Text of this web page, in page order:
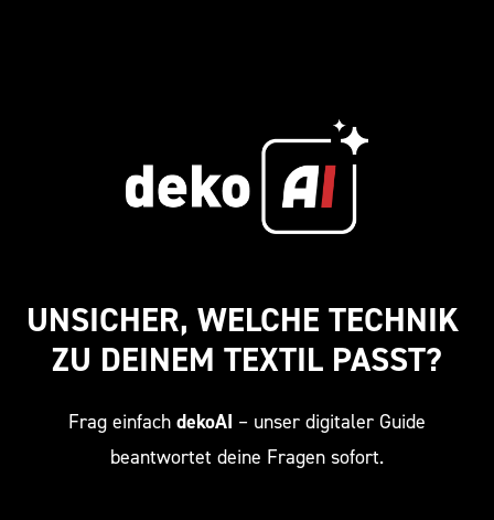
UNSICHER, WELCHE TECHNIK
ZU DEINEM TEXTIL PASST?
Frag einfach dekoAI – unser digitaler Guide
beantwortet deine Fragen sofort.